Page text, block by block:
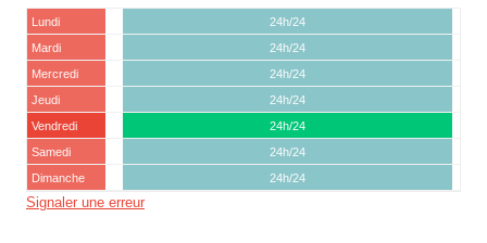
Lundi
24h/24
Mardi
24h/24
Mercredi
24h/24
Jeudi
24h/24
Vendredi
24h/24
Samedi
24h/24
Dimanche
24h/24
Signaler une erreur